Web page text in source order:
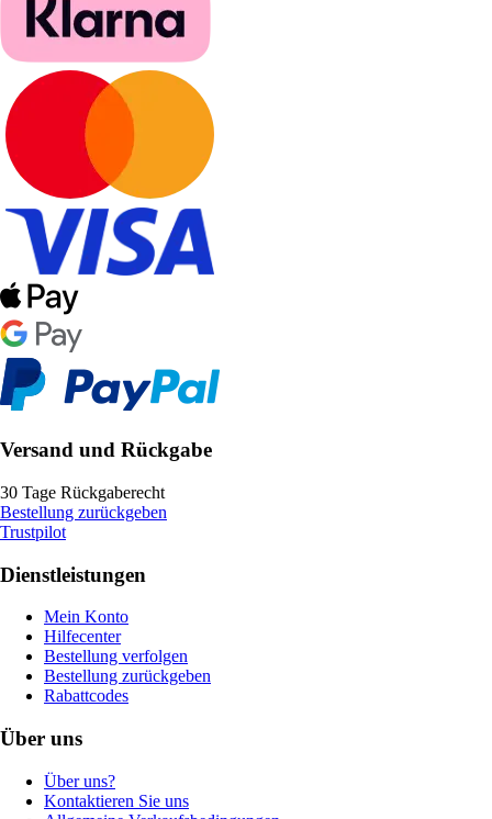
Versand und Rückgabe
30 Tage Rückgaberecht
Bestellung zurückgeben
Trustpilot
Dienstleistungen
Mein Konto
Hilfecenter
Bestellung verfolgen
Bestellung zurückgeben
Rabattcodes
Über uns
Über uns?
Kontaktieren Sie uns